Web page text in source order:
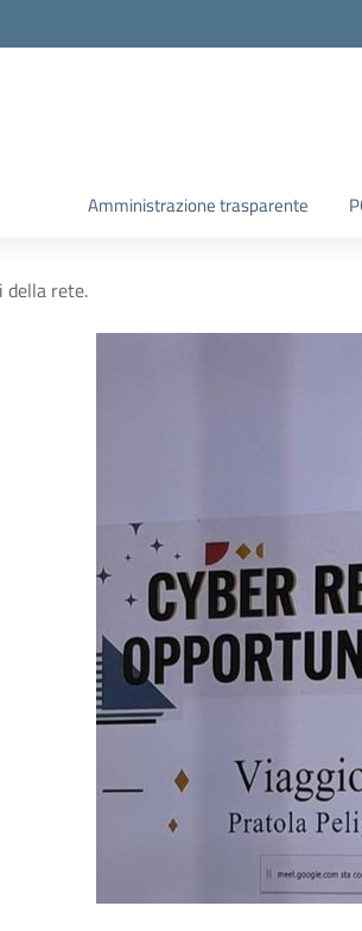
Amministrazione trasparente
della rete.